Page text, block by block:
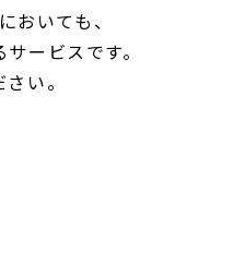
おいても、
ービスです。
い。